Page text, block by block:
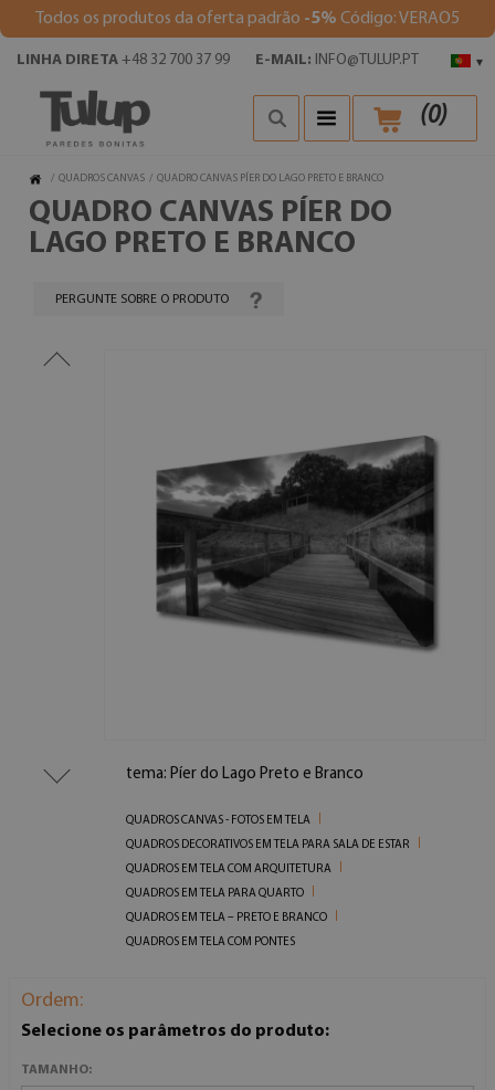
Todos os produtos da oferta padrão -5% Código: VERAO5
▾
LINHA DIRETA +48 32 700 37 99 E-MAIL: INFO@TULUP.PT
(0)
/ QUADROS CANVAS / QUADRO CANVAS PÍER DO LAGO PRETO E BRANCO
QUADRO CANVAS PÍER DO
LAGO PRETO E BRANCO
PERGUNTE SOBRE O PRODUTO
tema: Píer do Lago Preto e Branco
QUADROS CANVAS - FOTOS EM TELA
QUADROS DECORATIVOS EM TELA PARA SALA DE ESTAR
QUADROS EM TELA COM ARQUITETURA
QUADROS EM TELA PARA QUARTO
QUADROS EM TELA – PRETO E BRANCO
QUADROS EM TELA COM PONTES
Ordem:
Selecione os parâmetros do produto:
TAMANHO: